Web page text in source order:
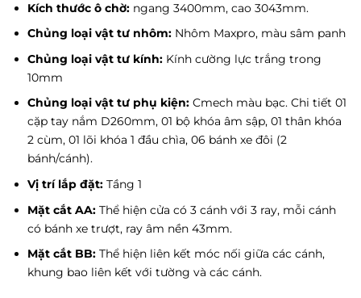
Kích thước ô chờ:ngang 3400mm, cao 3043mm.
Chủng loại vật tư nhôm:Nhôm Maxpro, màu sâm panh
Chủng loại vật tư kính:Kính cường lực trắng trong
10mm
Chủng loại vật tư phụ kiện:Cmech màu bạc. Chi tiết 01
cặp tay nắm D260mm, 01 bộ khóa âm sập, 01 thân khóa
2 cùm, 01 lõi khóa 1 đầu chìa, 06 bánh xe đôi (2
bánh/cánh).
Vị trí lắp đặt:Tầng 1
Mặt cắt AA: Thể hiện cửa có 3 cánh với 3 ray, mỗi cánh
có bánh xe trượt, ray âm nền 43mm.
Mặt cắt BB: Thể hiện liên kết móc nối giữa các cánh,
khung bao liên kết với tường và các cánh.